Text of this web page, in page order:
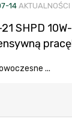
14 AKTUALNOŚCI
21 SHPD
...